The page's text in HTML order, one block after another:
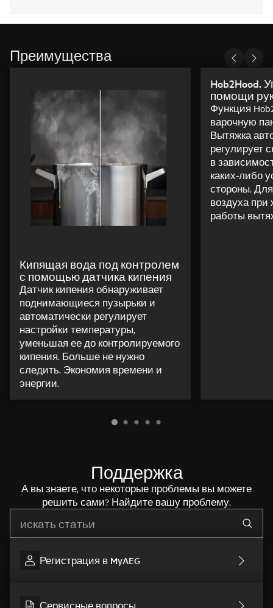
Преимущества
Кипящая вода под контролем
с помощью датчика кипения
Датчик кипения обнаруживает
поднимающиеся пузырьки и
автоматически регулирует
настройки температуры,
уменьшая ее до контролируемого
кипения. Больше не нужно
следить. Экономия времени и
энергии.
Hob2Hood.
помощи
Функция
варочную
Вытяжка
регулирует
в
каких-либо
стороны.
воздуха при
работы
Поддержка
А вы знаете, что некоторые проблемы вы можете
решить сами? Найдите вашу проблему.
Регистрация в MyAEG
Сервисные вопросы